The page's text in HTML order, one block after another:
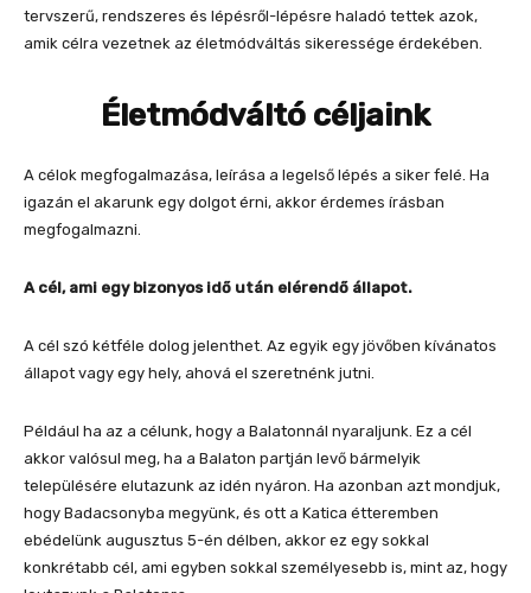
tervszerű, rendszeres és lépésről-lépésre haladó tettek azok,
amik célra vezetnek az életmódváltás sikeressége érdekében.
Életmódváltó céljaink
A célok megfogalmazása, leírása a legelső lépés a siker felé. Ha
igazán el akarunk egy dolgot érni, akkor érdemes írásban
megfogalmazni.
A cél, ami egy bizonyos idő után elérendő állapot.
A cél szó kétféle dolog jelenthet. Az egyik egy jövőben kívánatos
állapot vagy egy hely, ahová el szeretnénk jutni.
Például ha az a célunk, hogy a Balatonnál nyaraljunk. Ez a cél
akkor valósul meg, ha a Balaton partján levő bármelyik
településére elutazunk az idén nyáron. Ha azonban azt mondjuk,
hogy Badacsonyba megyünk, és ott a Katica étteremben
ebédelünk augusztus 5-én délben, akkor ez egy sokkal
konkrétabb cél, ami egyben sokkal személyesebb is, mint az, hogy